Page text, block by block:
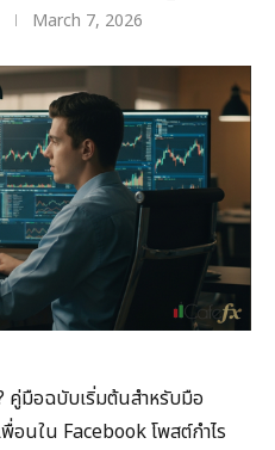
March 7, 2026
คู่มือฉบับเริ่มต้นสำหรับมือ
อนใน Facebook โพสต์กำไร